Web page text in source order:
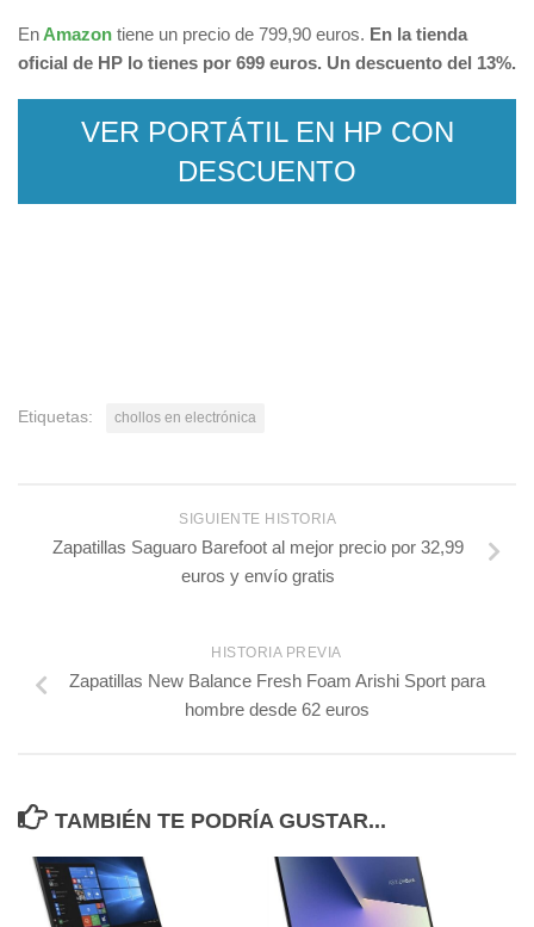
En Amazon tiene un precio de 799,90 euros. En la tienda
oficial de HP lo tienes por 699 euros. Un descuento del 13%.
VER PORTÁTIL EN HP CON
DESCUENTO
Etiquetas: chollos en electrónica
SIGUIENTE HISTORIA
Zapatillas Saguaro Barefoot al mejor precio por 32,99
euros y envío gratis
HISTORIA PREVIA
Zapatillas New Balance Fresh Foam Arishi Sport para
hombre desde 62 euros
TAMBIÉN TE PODRÍA GUSTAR...